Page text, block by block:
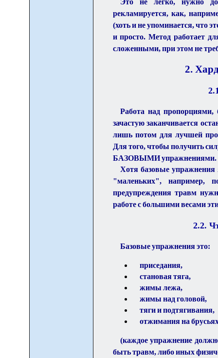
Это не легко, нужно
рекламируется, как,
(хоть и не упоминается, что
и просто. Метод работает
сложенными, при этом не
2.
Работа над
зачастую заканчивается
лишь потом для лучшей
Для того, чтобы получить
БАЗОВЫМИ упражнениями.
Хотя базовые
"маленьких", например,
предупреждения травм
работе с большими весами
2.2.
Базовые упражнения это:
приседания,
становая тяга,
жимы лежа,
жимы над головой,
тяги и подтягивания,
отжимания на
(каждое упражнение
быть травм, либо иных